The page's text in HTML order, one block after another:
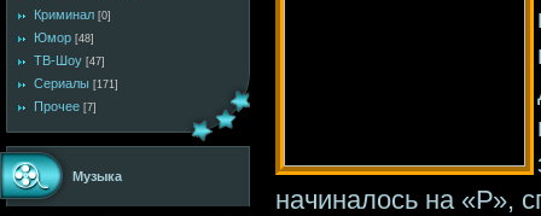
Криминал [0]
Юмор [48]
ТВ-Шоу [47]
Сериалы [171]
Прочее [7]
Музыка
начиналось на «Р»,